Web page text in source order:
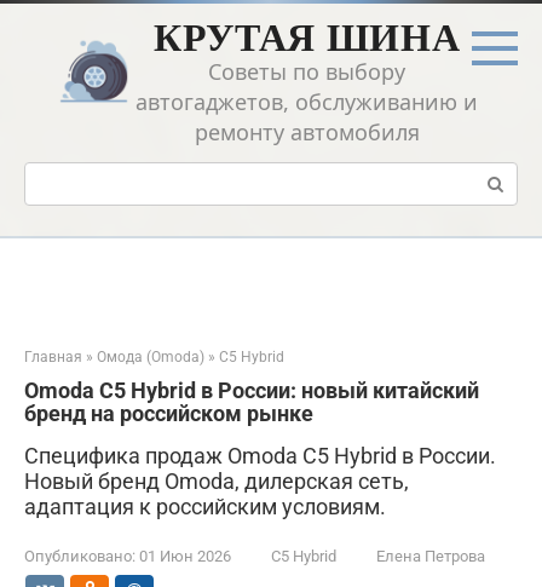
Перейти
контенту
КРУТАЯ ШИНА
Советы по выбору
автогаджетов, обслуживанию и
ремонту автомобиля
Поиск:
Главная » Омода (Omoda) » C5 Hybrid
Omoda C5 Hybrid в России: новый китайский
бренд на российском рынке
Специфика продаж Omoda C5 Hybrid в России.
Новый бренд Omoda, дилерская сеть,
адаптация к российским условиям.
Опубликовано: 01 Июн 2026 C5 Hybrid Елена Петрова